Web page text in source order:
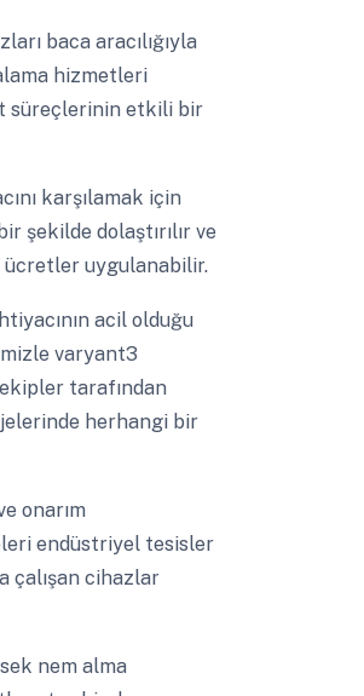
baca aracılığıyla
hizmetleri
süreçlerinin etkili bir
karşılamak için
şekilde dolaştırılır ve
ücretler uygulanabilir.
acil olduğu
varyant3
tarafından
herhangi bir
onarım
endüstriyel tesisler
çalışan cihazlar
nem alma